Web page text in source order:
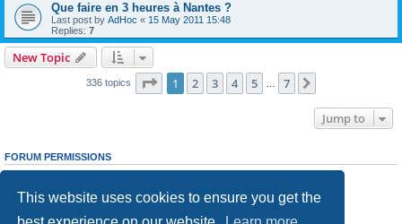
This website uses cookies to ensure you get the
Que faire en 3 heures à Nantes ?
Last post by AdHoc « 15 May 2011 15:48
Replies: 7
New Topic
336 topics Page 1of 7
1 2 3 4 5 7
Jump to
FORUM PERMISSIONS
Youcannotpost new topics in this forum
cannotedit your posts in this forum